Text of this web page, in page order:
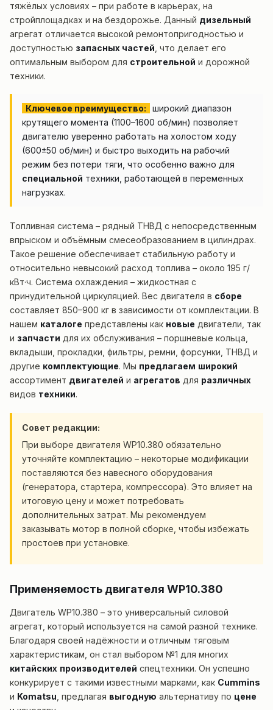
тяжёлых условиях – при работе в карьерах, на
стройплощадках и на бездорожье. Данный дизельный
агрегат отличается высокой ремонтопригодностью и
доступностью запасных частей , что делает его
оптимальным выбором для строительной и дорожной
техники.
Ключевое преимущество:
широкий диапазон
крутящего момента (1100–1600 об/мин) позволяет
двигателю уверенно работать на холостом ходу
(600±50 об/мин) и быстро выходить на рабочий
режим без потери тяги, что особенно важно для
специальной техники, работающей в переменных
нагрузках.
Топливная система – рядный ТНВД с непосредственным
впрыском и объёмным смесеобразованием в цилиндрах.
Такое решение обеспечивает стабильную работу и
относительно невысокий расход топлива – около 195 г/
кВт·ч. Система охлаждения – жидкостная с
принудительной циркуляцией. Вес двигателя в сборе
составляет 850–900 кг в зависимости от комплектации. В
нашем каталоге представлены как новые двигатели, так
и запчасти для их обслуживания – поршневые кольца,
вкладыши, прокладки, фильтры, ремни, форсунки, ТНВД и
другие комплектующие. Мы предлагаем широкий
ассортимент двигателей и агрегатов для различных
видов техники.
Совет редакции:
При выборе двигателя WP10.380 обязательно
уточняйте комплектацию – некоторые модификации
поставляются без навесного оборудования
(генератора, стартера, компрессора). Это влияет на
итоговую цену и может потребовать
дополнительных затрат. Мы рекомендуем
заказывать мотор в полной сборке, чтобы избежать
простоев при установке.
Применяемость двигателя WP10.380
Двигатель WP10.380 – это универсальный силовой
агрегат, который используется на самой разной технике.
Благодаря своей надёжности и отличным тяговым
характеристикам, он стал выбором №1 для многих
китайских производителей спецтехники. Он успешно
конкурирует с такими известными марками, как Cummins
и Komatsu , предлагая выгодную альтернативу по цене